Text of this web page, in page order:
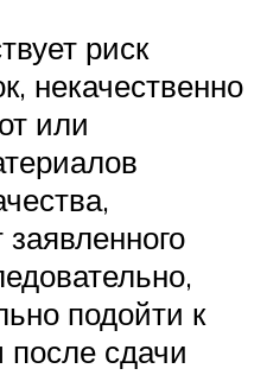
риск
некачественно
или
подойти к
после сдачи